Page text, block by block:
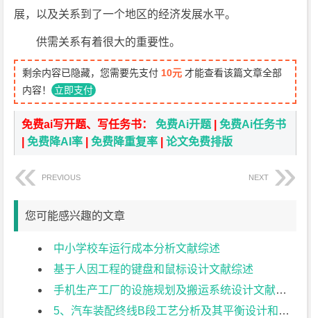
展，以及关系到了一个地区的经济发展水平。
供需关系有着很大的重要性。
剩余内容已隐藏，您需要先支付 10元 才能查看该篇文章全部
内容！ 立即支付
免费ai写开题、写任务书：免费Ai开题 |免费Ai任务书
|免费降AI率 |免费降重复率 |论文免费排版
PREVIOUS NEXT
您可能感兴趣的文章
中小学校车运行成本分析文献综述
基于人因工程的键盘和鼠标设计文献综述
手机生产工厂的设施规划及搬运系统设计文献综述
5、汽车装配终线B段工艺分析及其平衡设计和仿真文献综述